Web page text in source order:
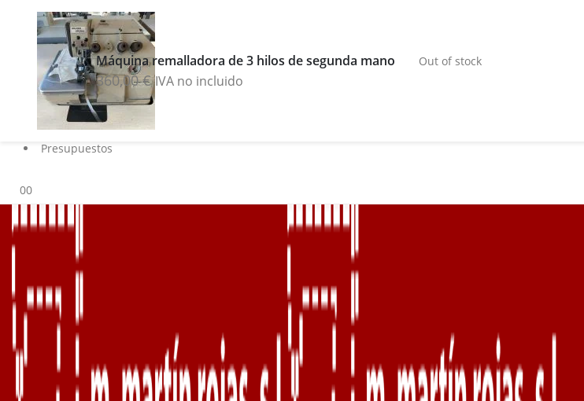
Buscar
Blog
Servicios
Marcas
Contacto
Sobre nosotros
Presupuestos
00
Máquina remalladora de 3 hilos de segunda mano
360,00€ IVA no incluido
Out of stock